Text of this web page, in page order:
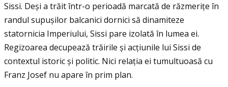
Sissi. Deși a trăit într-o perioadă marcată de răzmeriţe în
randul supușilor balcanici dornici să dinamiteze
statornicia Imperiului, Sissi pare izolată în lumea ei.
Regizoarea decupează trăirile și acţiunile lui Sissi de
contextul istoric și politic. Nici relaţia ei tumultuoasă cu
Franz Josef nu apare în prim plan.